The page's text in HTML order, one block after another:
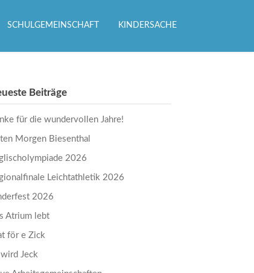
SCHULGEMEINSCHAFT KINDERSACHE
Beiträge
für die wundervollen Jahre!
Morgen Biesenthal
2026
Leichtathletik 2026
2026
Atrium lebt
för e Zick
wird Jeck